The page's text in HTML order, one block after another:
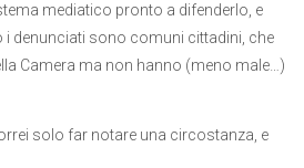
mediatico pronto a difenderlo, e
i denunciati sono comuni cittadini, che
Camera ma non hanno (meno male…)
solo far notare una circostanza, e